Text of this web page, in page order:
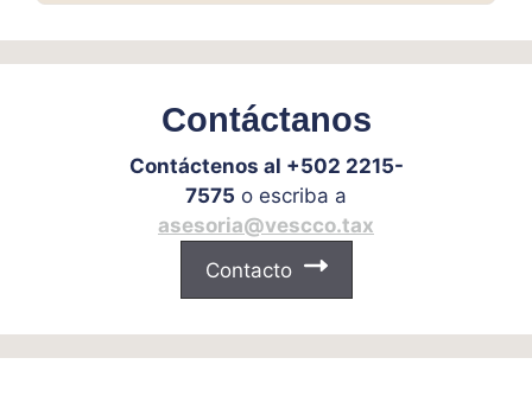
Contáctanos
Contáctenos al +502 2215-
7575 o escriba a
asesoria@vescco.tax
Contacto